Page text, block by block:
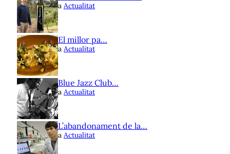
a Actualitat
El millor pa…
a Actualitat
Blue Jazz Club…
a Actualitat
L’abandonament de la…
a Actualitat